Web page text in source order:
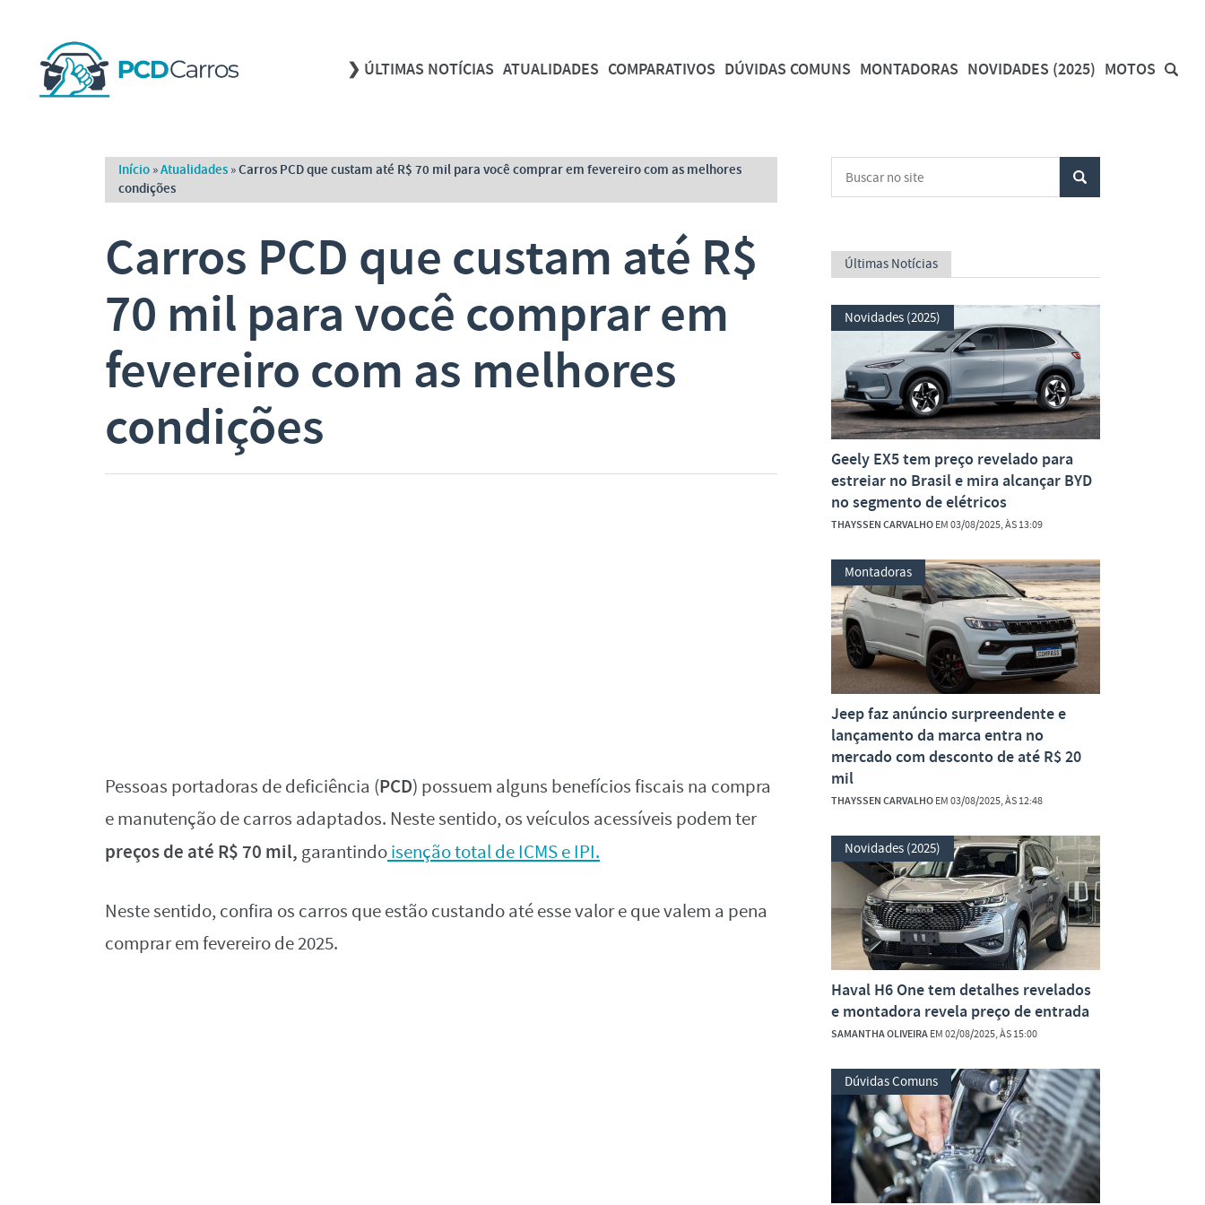
❯ ÚLTIMAS NOTÍCIAS ATUALIDADES COMPARATIVOS DÚVIDAS COMUNS MONTADORAS NOVIDADES (2025) MOTOS
Início »Atualidades »Carros PCD que custam até R$ 70 mil para você comprar em fevereiro com as melhores
condições
Carros PCD que custam até R$
70 mil para você comprar em
fevereiro com as melhores
condições
Pessoas portadoras de deficiência (PCD) possuem alguns benefícios fiscais na compra
e manutenção de carros adaptados. Neste sentido, os veículos acessíveis podem ter
preços de até R$ 70 mil, garantindoisenção total de ICMS e IPI.
Neste sentido, confira os carros que estão custando até esse valor e que valem a pena
comprar em fevereiro de 2025.
Últimas Notícias
Novidades (2025)
Geely EX5 tem preço revelado para
estreiar no Brasil e mira alcançar BYD
no segmento de elétricos
THAYSSEN CARVALHOEM 03/08/2025, ÀS 13:09
Montadoras
Jeep faz anúncio surpreendente e
lançamento da marca entra no
mercado com desconto de até R$ 20
mil
THAYSSEN CARVALHOEM 03/08/2025, ÀS 12:48
Novidades (2025)
Haval H6 One tem detalhes revelados
e montadora revela preço de entrada
SAMANTHA OLIVEIRAEM 02/08/2025, ÀS 15:00
Dúvidas Comuns